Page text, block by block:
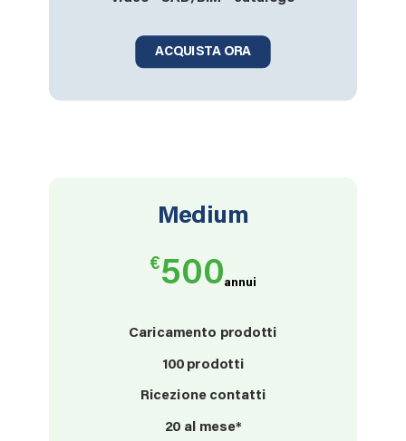
ACQUISTA ORA
Medium
€500annui
Caricamento prodotti
100prodotti
Ricezione contatti
20 al mese*